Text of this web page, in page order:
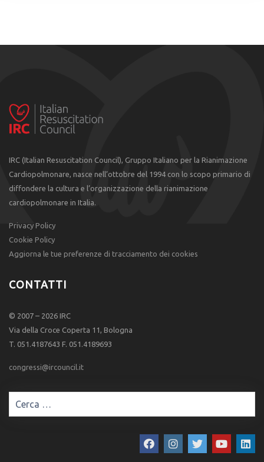
IRC (Italian Resuscitation Council), Gruppo Italiano per la Rianimazione
Cardiopolmonare, nasce nell’ottobre del 1994 con lo scopo primario di
diffondere la cultura e l’organizzazione della rianimazione
cardiopolmonare in Italia.
Privacy Policy
Cookie Policy
Aggiorna le tue preferenze di tracciamento dei cookies
CONTATTI
© 2007 – 2026 IRC
Via della Croce Coperta 11, Bologna
T. 051.4187643 F. 051.4189693
congressi@ircouncil.it
Ricerca
per: